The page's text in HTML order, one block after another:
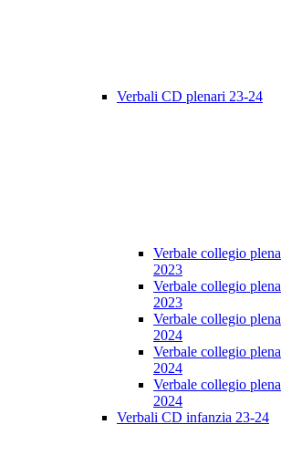
Verbali CD plenari 23-24
Verbale collegio
2023
Verbale collegio
2023
Verbale collegio
2024
Verbale collegio
2024
Verbale collegio
2024
Verbali CD infanzia 23-24